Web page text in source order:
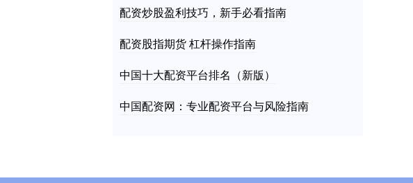
配资炒股盈利技巧，新手必看指南
配资股指期货 杠杆操作指南
中国十大配资平台排名（新版）
中国配资网：专业配资平台与风险指南